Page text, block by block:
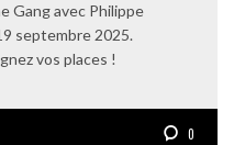
Gang avec Philippe
septembre 2025.
vos places !
0